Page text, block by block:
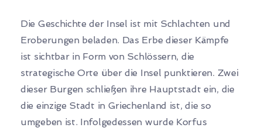
Die Geschichte der Insel ist mit Schlachten und
Eroberungen beladen. Das Erbe dieser Kämpfe
ist sichtbar in Form von Schlössern, die
strategische Orte über die Insel punktieren. Zwei
dieser Burgen schließen ihre Hauptstadt ein, die
die einzige Stadt in Griechenland ist, die so
umgeben ist. Infolgedessen wurde Korfus